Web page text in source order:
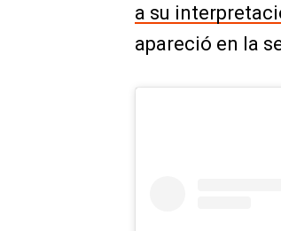
a su
apareció en la